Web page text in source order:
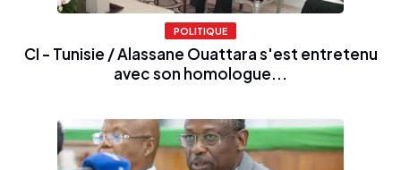
POLITIQUE
CI - Tunisie / Alassane Ouattara s'est entretenu
avec son homologue...